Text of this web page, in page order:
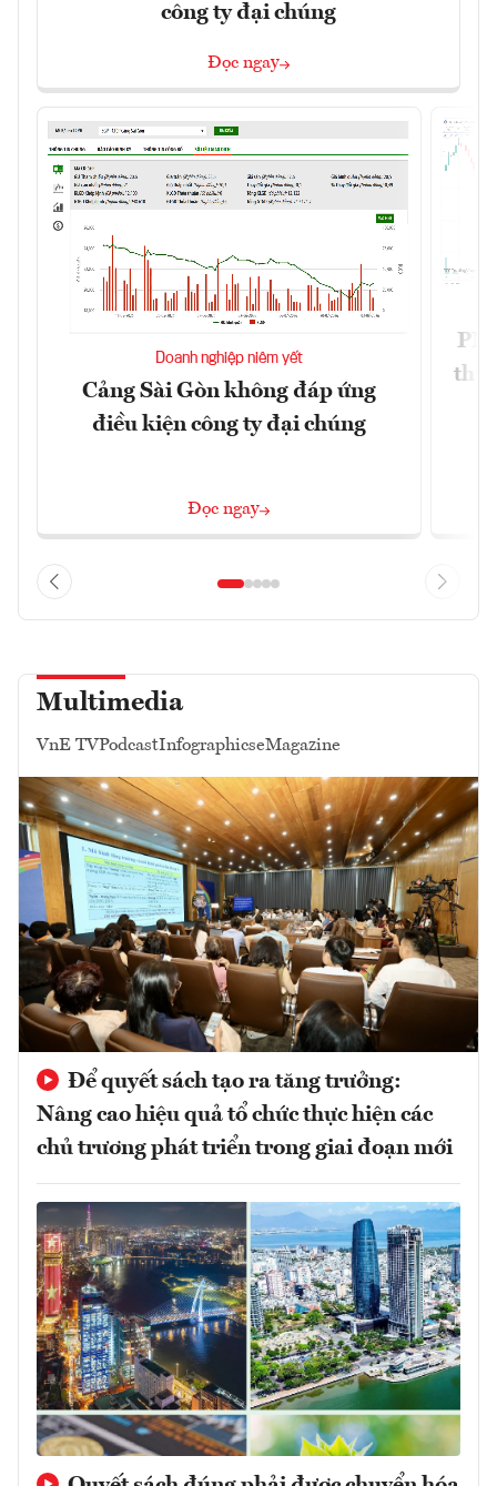
công ty đại chúng
Đọc ngay
Doanh nghiệp niêm yết
Cảng Sài Gòn không đáp ứng
điều kiện công ty đại chúng
Đọc ngay
Multimedia
VnE TVPodcastInfographicseMagazine
Để quyết sách tạo ra tăng trưởng:
Nâng cao hiệu quả tổ chức thực hiện các
chủ trương phát triển trong giai đoạn mới